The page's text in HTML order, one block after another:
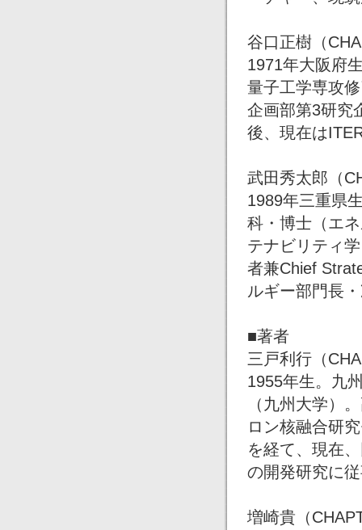
谷口正樹（
1971年大阪府
量子工学専攻
企画部第3研究
後、現在は
武田秀太郎（
1989年三重県
科・博士（エ
テナビリティ
者兼Chief
ルギー部門長
■著者
三戸利行（
1955年生。九
（九州大学）
ロン核融合研
を経て、現在
の開発研究に
増崎貴（